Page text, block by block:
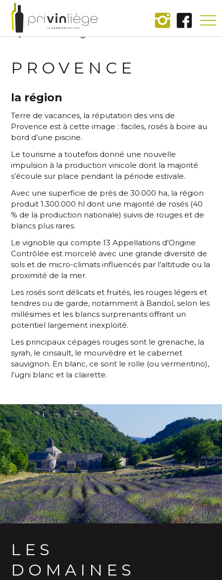
Les régions
PROVENCE
la région
Terre de vacances, la réputation des vins de
Provence est à cette image : faciles, rosés à boire au
bord d’une piscine.
Le tourisme a toutefois donné une nouvelle
impulsion à la production vinicole dont la majorité
s’écoule sur place pendant la période estivale.
Avec une superficie de près de 30.000 ha, la région
produit 1.300.000 hl dont une majorité de rosés (40
% de la production nationale) suivis de rouges et de
blancs plus rares.
Le vignoble qui compte 13 Appellations d’Origine
Contrôlée est morcelé avec une grande diversité de
sols et de micro-climats influencés par l’altitude ou la
proximité de la mer.
Les rosés sont délicats et fruités, les rouges légers et
tendres ou de garde, notamment à Bandol, selon les
millésimes et les blancs surprenants offrant un
potentiel largement inexploité.
Les principaux cépages rouges sont le grenache, la
syrah, le cinsault, le mourvèdre et le cabernet
sauvignon. En blanc, ce sont le rolle (ou vermentino),
l’ugni blanc et la clairette.
LES
DOMAINES